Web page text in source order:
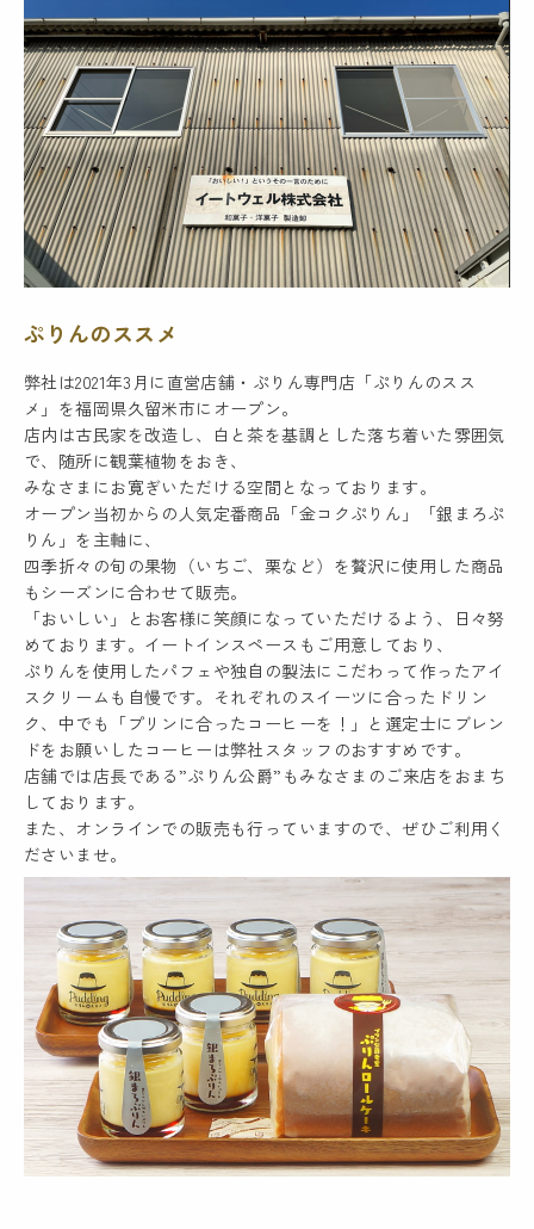
ぷりんのススメ
弊社は2021年3月に直営店舗・ぷりん専門店「ぷりんのスス
メ」を福岡県久留米市にオープン。
店内は古民家を改造し、白と茶を基調とした落ち着いた雰囲気
で、随所に観葉植物をおき、
みなさまにお寛ぎいただける空間となっております。
オープン当初からの人気定番商品「金コクぷりん」「銀まろぷ
りん」を主軸に、
四季折々の旬の果物（いちご、栗など）を贅沢に使用した商品
もシーズンに合わせて販売。
「おいしい」とお客様に笑顔になっていただけるよう、日々努
めております。イートインスペースもご用意しており、
ぷりんを使用したパフェや独自の製法にこだわって作ったアイ
スクリームも自慢です。それぞれのスイーツに合ったドリン
ク、中でも「プリンに合ったコーヒーを！」と選定士にブレン
ドをお願いしたコーヒーは弊社スタッフのおすすめです。
店舗では店長である”ぷりん公爵”もみなさまのご来店をおまち
しております。
また、オンラインでの販売も行っていますので、ぜひご利用く
ださいませ。